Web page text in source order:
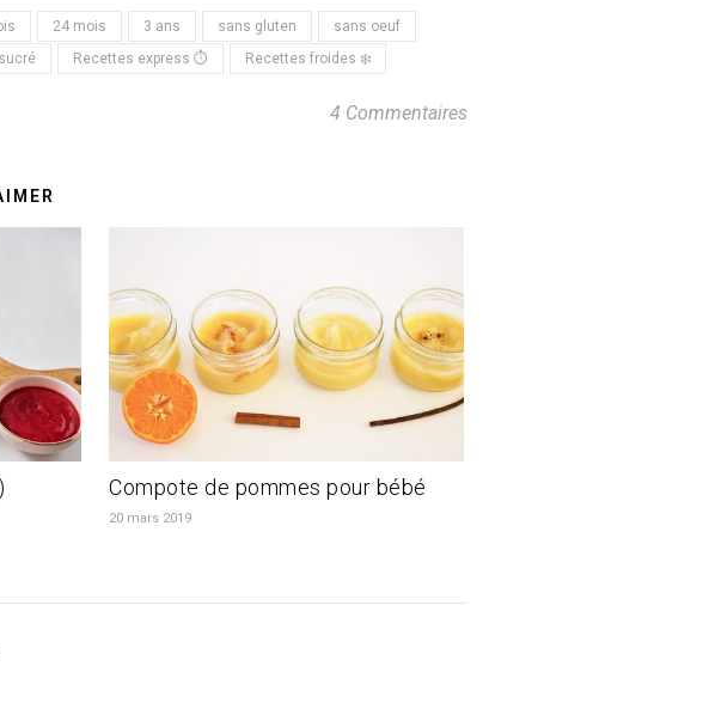
24 mois 3 ans sans gluten
sans oeuf
sucré Recettes express ⏱ Recettes froides ❄️
4 Commentaires
Compote de pommes pour bébé
20 mars 2019